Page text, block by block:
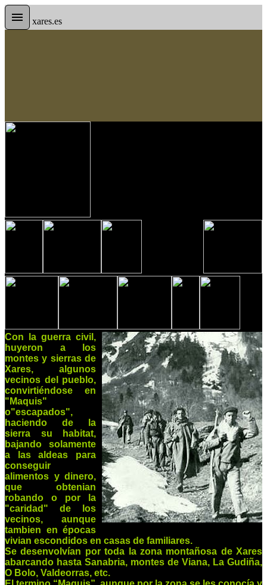
xares.es
Con la guerra civil,
huyeron a los
montes y sierras de
Xares, algunos
vecinos del pueblo,
convirtiéndose en
"Maquis"
o"escapados",
haciendo de la
sierra su habitat,
bajando solamente
a las aldeas para
conseguir
alimentos y dinero,
que obtenian
robando o por la
"caridad" de los
vecinos, aunque
tambien en épocas
vivian escondidos en casas de familiares.
Se desenvolvían por toda la zona montañosa de Xares
abarcando hasta Sanabria, montes de Viana, La Gudiña,
O Bolo, Valdeorras, etc.